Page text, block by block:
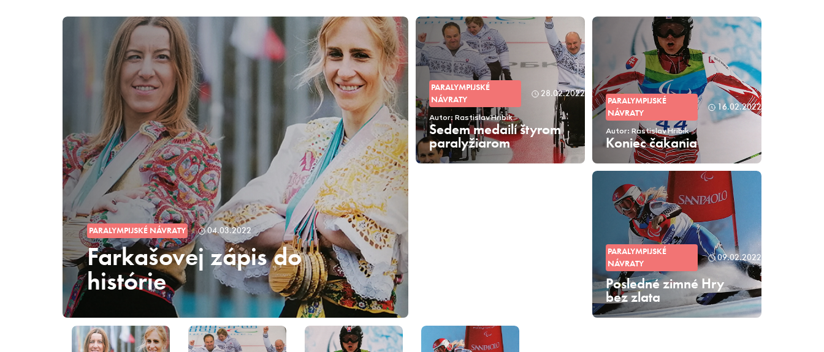
PARALYMPIJSKÉ NÁVRATY 04.03.2022
Farkašovej zápis do
histórie
PARALYMPIJSKÉ
NÁVRATY
28.02.2022
Autor: Rastislav Hríbik
Sedem medailí štyrom
paralyžiarom
PARALYMPIJSKÉ
NÁVRATY
16.02.2022
Autor: Rastislav Hríbik
Koniec čakania
PARALYMPIJSKÉ
NÁVRATY
09.02.2022
Posledné zimné Hry
bez zlata